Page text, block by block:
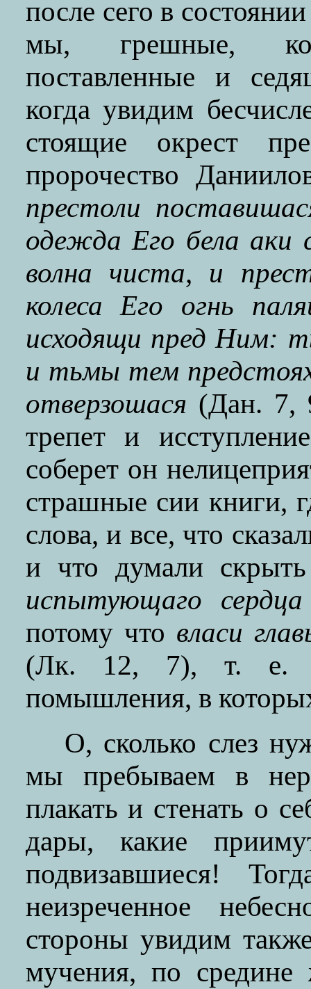
после сего в
мы, грешные,
поставленные и
когда увидим
стоящие окрест
пророчество
престоли
одежда Его бела аки
волна чиста, и
колеса Его огнь
исходящи пред Ним:
и тьмы тем
отверзошася (Дан. 7,
трепет и
соберет он
страшные сии книги,
слова, и все, что
и что думали
испытующаго
потому что власи
(Лк. 12, 7), т. е.
помышления, в
О, сколько слез
мы пребываем в
плакать и стенать о
дары, какие
подвизавшиеся!
неизреченное
стороны увидим
мучения, по средине